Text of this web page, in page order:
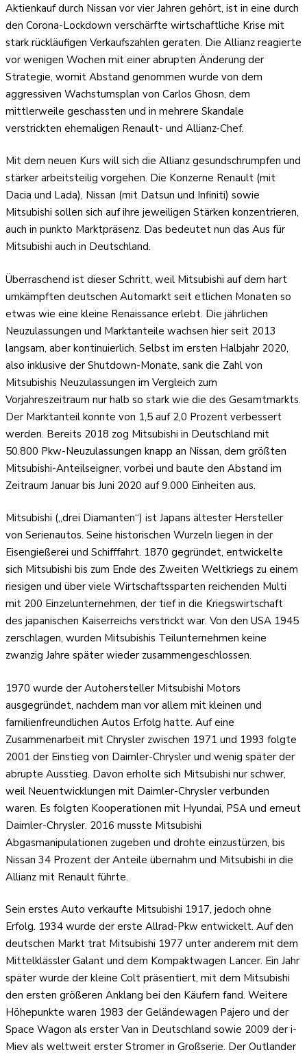
Aktienkauf durch Nissan vor vier Jahren gehört, ist in eine durch
den Corona-Lockdown verschärfte wirtschaftliche Krise mit
stark rückläufigen Verkaufszahlen geraten. Die Allianz reagierte
vor wenigen Wochen mit einer abrupten Änderung der
Strategie, womit Abstand genommen wurde von dem
aggressiven Wachstumsplan von Carlos Ghosn, dem
mittlerweile geschassten und in mehrere Skandale
verstrickten ehemaligen Renault- und Allianz-Chef.
Mit dem neuen Kurs will sich die Allianz gesundschrumpfen und
stärker arbeitsteilig vorgehen. Die Konzerne Renault (mit
Dacia und Lada), Nissan (mit Datsun und Infiniti) sowie
Mitsubishi sollen sich auf ihre jeweiligen Stärken konzentrieren,
auch in punkto Marktpräsenz. Das bedeutet nun das Aus für
Mitsubishi auch in Deutschland.
Überraschend ist dieser Schritt, weil Mitsubishi auf dem hart
umkämpften deutschen Automarkt seit etlichen Monaten so
etwas wie eine kleine Renaissance erlebt. Die jährlichen
Neuzulassungen und Marktanteile wachsen hier seit 2013
langsam, aber kontinuierlich. Selbst im ersten Halbjahr 2020,
also inklusive der Shutdown-Monate, sank die Zahl von
Mitsubishis Neuzulassungen im Vergleich zum
Vorjahreszeitraum nur halb so stark wie die des Gesamtmarkts.
Der Marktanteil konnte von 1,5 auf 2,0 Prozent verbessert
werden. Bereits 2018 zog Mitsubishi in Deutschland mit
50.800 Pkw-Neuzulassungen knapp an Nissan, dem größten
Mitsubishi-Anteilseigner, vorbei und baute den Abstand im
Zeitraum Januar bis Juni 2020 auf 9.000 Einheiten aus.
Mitsubishi („drei Diamanten“) ist Japans ältester Hersteller
von Serienautos. Seine historischen Wurzeln liegen in der
Eisengießerei und Schifffahrt. 1870 gegründet, entwickelte
sich Mitsubishi bis zum Ende des Zweiten Weltkriegs zu einem
riesigen und über viele Wirtschaftssparten reichenden Multi
mit 200 Einzelunternehmen, der tief in die Kriegswirtschaft
des japanischen Kaiserreichs verstrickt war. Von den USA 1945
zerschlagen, wurden Mitsubishis Teilunternehmen keine
zwanzig Jahre später wieder zusammengeschlossen.
1970 wurde der Autohersteller Mitsubishi Motors
ausgegründet, nachdem man vor allem mit kleinen und
familienfreundlichen Autos Erfolg hatte. Auf eine
Zusammenarbeit mit Chrysler zwischen 1971 und 1993 folgte
2001 der Einstieg von Daimler-Chrysler und wenig später der
abrupte Ausstieg. Davon erholte sich Mitsubishi nur schwer,
weil Neuentwicklungen mit Daimler-Chrysler verbunden
waren. Es folgten Kooperationen mit Hyundai, PSA und erneut
Daimler-Chrysler. 2016 musste Mitsubishi
Abgasmanipulationen zugeben und drohte einzustürzen, bis
Nissan 34 Prozent der Anteile übernahm und Mitsubishi in die
Allianz mit Renault führte.
Sein erstes Auto verkaufte Mitsubishi 1917, jedoch ohne
Erfolg. 1934 wurde der erste Allrad-Pkw entwickelt. Auf den
deutschen Markt trat Mitsubishi 1977 unter anderem mit dem
Mittelklässler Galant und dem Kompaktwagen Lancer. Ein Jahr
später wurde der kleine Colt präsentiert, mit dem Mitsubishi
den ersten größeren Anklang bei den Käufern fand. Weitere
Höhepunkte waren 1983 der Geländewagen Pajero und der
Space Wagon als erster Van in Deutschland sowie 2009 der i-
Miev als weltweit erster Stromer in Großserie. Der Outlander